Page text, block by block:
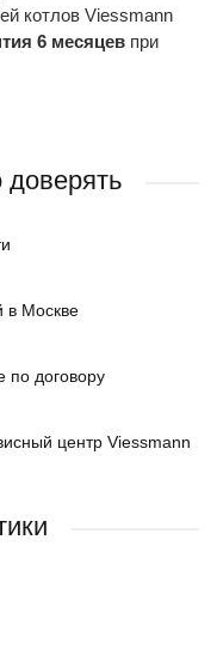
котлов Viessmann
6 месяцев при
в Москве
по договору
центр Viessmann